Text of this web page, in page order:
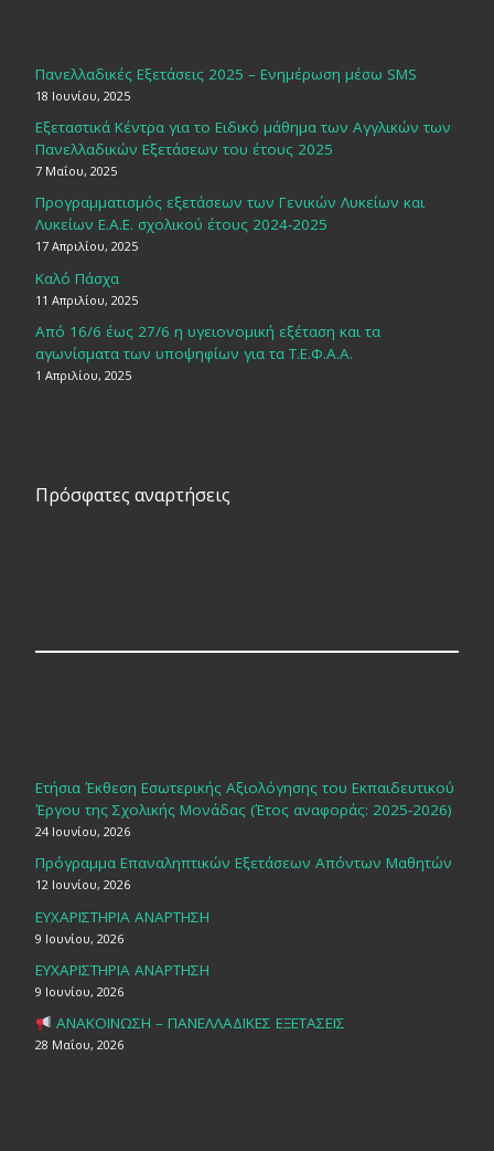
Πανελλαδικές Εξετάσεις 2025 – Ενημέρωση μέσω SMS
18 Ιουνίου, 2025
Εξεταστικά Κέντρα για το Ειδικό μάθημα των Αγγλικών των
Πανελλαδικών Εξετάσεων του έτους 2025
7 Μαΐου, 2025
Προγραμματισμός εξετάσεων των Γενικών Λυκείων και
Λυκείων Ε.Α.Ε. σχολικού έτους 2024-2025
17 Απριλίου, 2025
Καλό Πάσχα
11 Απριλίου, 2025
Από 16/6 έως 27/6 η υγειονομική εξέταση και τα
αγωνίσματα των υποψηφίων για τα Τ.Ε.Φ.Α.Α.
1 Απριλίου, 2025
Πρόσφατες αναρτήσεις
Ετήσια Έκθεση Εσωτερικής Αξιολόγησης του Εκπαιδευτικού
Έργου της Σχολικής Μονάδας (Έτος αναφοράς: 2025-2026)
24 Ιουνίου, 2026
Πρόγραμμα Επαναληπτικών Εξετάσεων Απόντων Μαθητών
12 Ιουνίου, 2026
ΕΥΧΑΡΙΣΤΗΡΙΑ ΑΝΑΡΤΗΣΗ
9 Ιουνίου, 2026
ΕΥΧΑΡΙΣΤΗΡΙΑ ΑΝΑΡΤΗΣΗ
9 Ιουνίου, 2026
ΑΝΑΚΟΙΝΩΣΗ – ΠΑΝΕΛΛΑΔΙΚΕΣ ΕΞΕΤΑΣΕΙΣ
28 Μαΐου, 2026